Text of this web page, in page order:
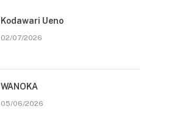
Kodawari Ueno
02/07/2026
WANOKA
05/06/2026